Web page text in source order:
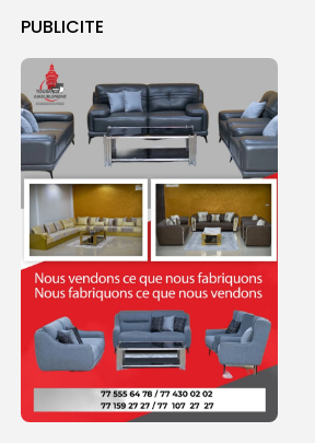
PUBLICITE